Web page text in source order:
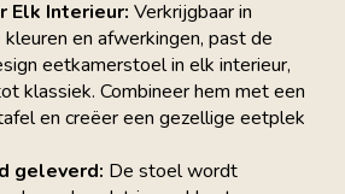
Elk Interieur: Verkrijgbaar in
en afwerkingen, past de
eetkamerstoel in elk interieur,
klassiek. Combineer hem met een
en creëer een gezellige eetplek
geleverd: De stoel wordt